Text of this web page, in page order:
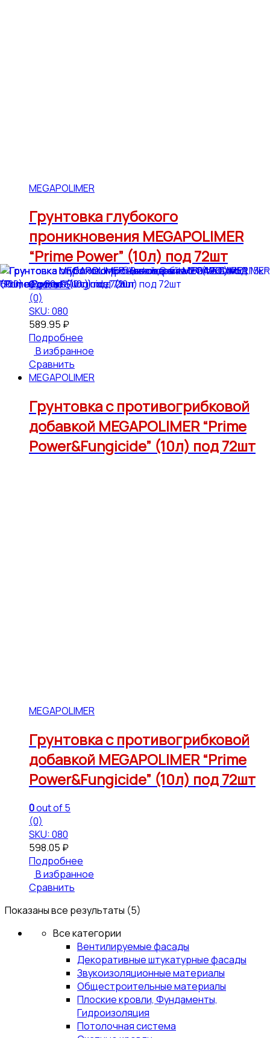
MEGAPOLIMER
Грунтовка глубокого
проникновения MEGAPOLIMER
“Prime Power” (10л) под 72шт
0out of 5
(0)
SKU: 080
589.95 ₽
Подробнее
В избранное
Сравнить
MEGAPOLIMER
Грунтовка с противогрибковой
добавкой MEGAPOLIMER “Prime
Power&Fungicide” (10л) под 72шт
MEGAPOLIMER
Грунтовка с противогрибковой
добавкой MEGAPOLIMER “Prime
Power&Fungicide” (10л) под 72шт
0out of 5
(0)
SKU: 080
598.05 ₽
Подробнее
В избранное
Сравнить
Показаны все результаты (5)
Все категории
Вентилируемые фасады
Декоративные штукатурные фасады
Звукоизоляционные материалы
Общестроительные материалы
Плоские кровли, Фундаменты,
Гидроизоляция
Потолочная система